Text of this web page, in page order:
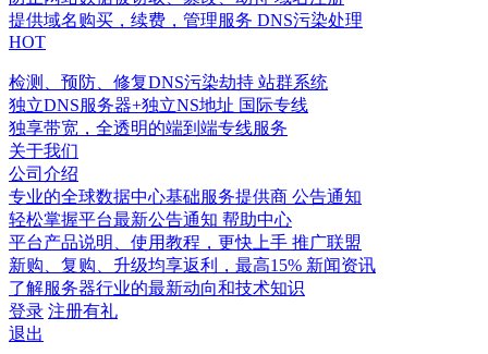
提供域名购买，续费，管理服务 DNS污染处理
HOT
检测、预防、修复DNS污染劫持 站群系统
独立DNS服务器+独立NS地址 国际专线
独享带宽，全透明的端到端专线服务
关于我们
公司介绍
专业的全球数据中心基础服务提供商 公告通知
轻松掌握平台最新公告通知 帮助中心
平台产品说明、使用教程，更快上手 推广联盟
新购、复购、升级均享返利，最高15% 新闻资讯
了解服务器行业的最新动向和技术知识
登录 注册有礼
退出